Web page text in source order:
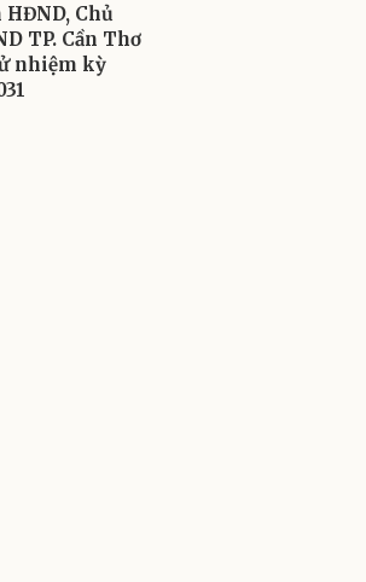
HĐND, Chủ
TP. Cần Thơ
nhiệm kỳ